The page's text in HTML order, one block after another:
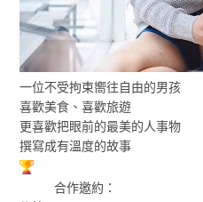
一位不受拘束嚮往自由的男孩
喜歡美食、喜歡旅遊
更喜歡把眼前的最美的人事物
撰寫成有溫度的故事
合作邀約：